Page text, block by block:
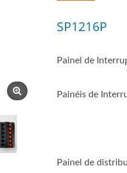
SP1216P
Painel de
Painéis de
Painel de